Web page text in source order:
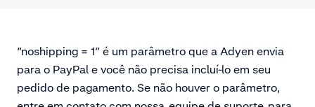
“noshipping = 1” é um parâmetro que a Adyen envia
para o PayPal e você não precisa incluí-lo em seu
pedido de pagamento. Se não houver o parâmetro,